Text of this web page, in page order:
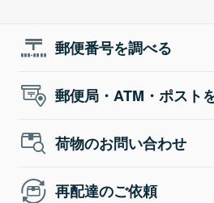
郵便番号を調べる
郵便局・ATM・ポスト
荷物のお問い合わせ
再配達のご依頼